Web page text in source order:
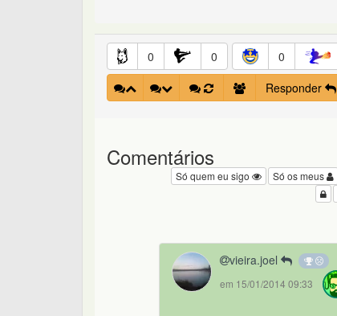
0 0 0
Responder
Comentários
Só os meus
Só quem eu sigo
vieira.joel
em 15/01/2014 09:33